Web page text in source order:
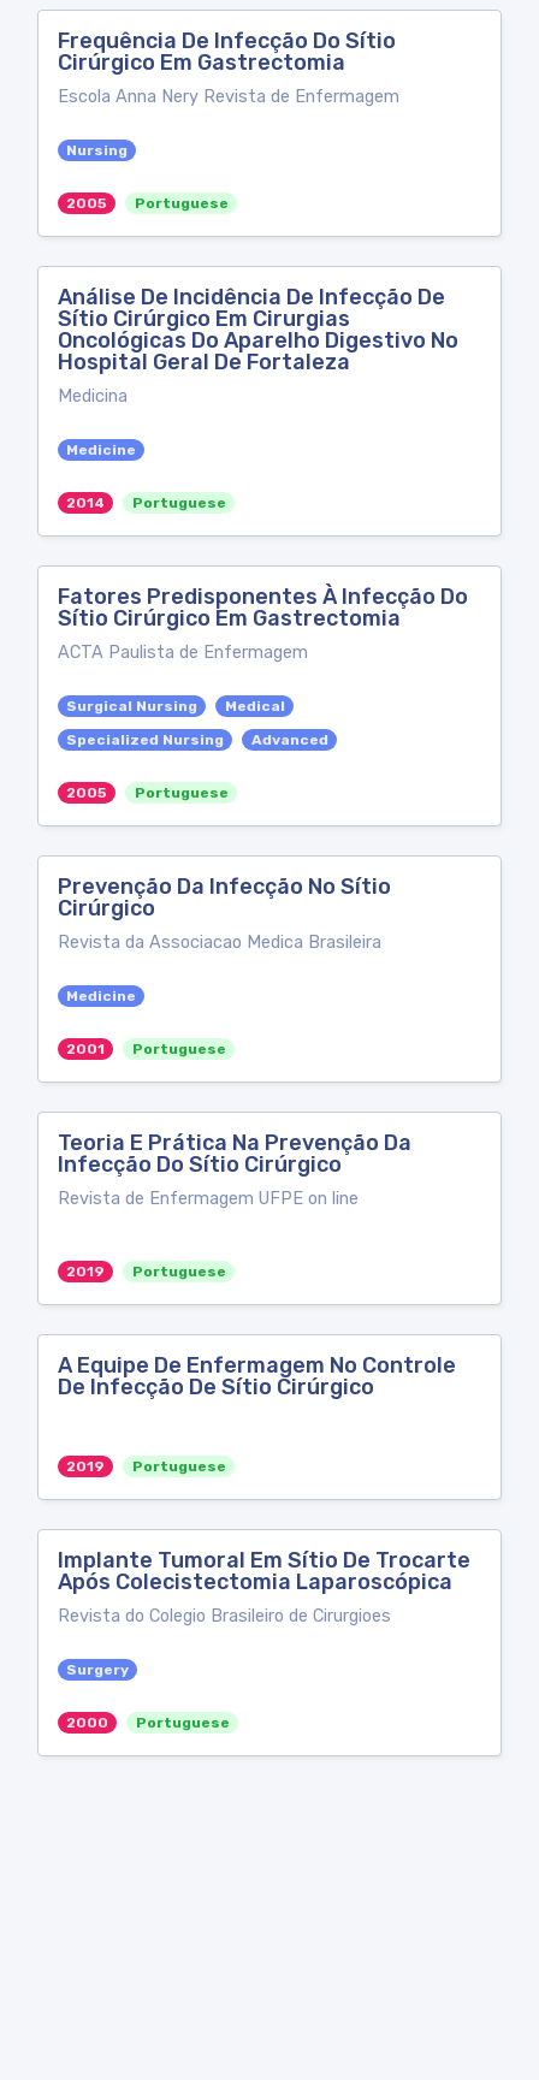
Frequência De Infecção Do Sítio
Cirúrgico Em Gastrectomia
Escola Anna Nery Revista de Enfermagem
Nursing
2005 Portuguese
Análise De Incidência De Infecção De
Sítio Cirúrgico Em Cirurgias
Oncológicas Do Aparelho Digestivo No
Hospital Geral De Fortaleza
Medicina
Medicine
2014 Portuguese
Fatores Predisponentes À Infecção Do
Sítio Cirúrgico Em Gastrectomia
ACTA Paulista de Enfermagem
Surgical Nursing
Medical
Specialized Nursing
Advanced
2005 Portuguese
Prevenção Da Infecção No Sítio
Cirúrgico
Revista da Associacao Medica Brasileira
Medicine
2001 Portuguese
Teoria E Prática Na Prevenção Da
Infecção Do Sítio Cirúrgico
Revista de Enfermagem UFPE on line
2019 Portuguese
A Equipe De Enfermagem No Controle
De Infecção De Sítio Cirúrgico
2019 Portuguese
Implante Tumoral Em Sítio De Trocarte
Após Colecistectomia Laparoscópica
Revista do Colegio Brasileiro de Cirurgioes
Surgery
2000 Portuguese